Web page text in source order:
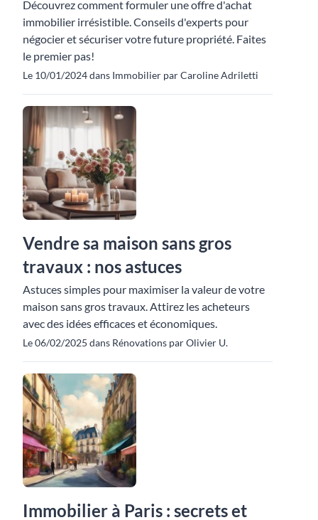
Découvrez comment formuler une offre d'achat
immobilier irrésistible. Conseils d'experts pour
négocier et sécuriser votre future propriété. Faites
le premier pas!
Le 10/01/2024 dans Immobilier par Caroline Adriletti
Vendre sa maison sans gros
travaux : nos astuces
Astuces simples pour maximiser la valeur de votre
maison sans gros travaux. Attirez les acheteurs
avec des idées efficaces et économiques.
Le 06/02/2025 dans Rénovations par Olivier U.
Immobilier à Paris : secrets et